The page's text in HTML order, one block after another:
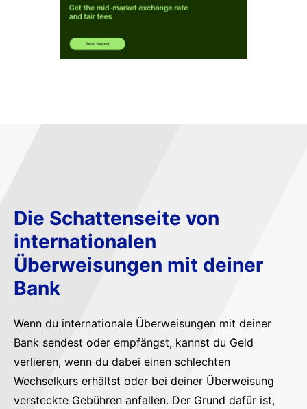
Die Schattenseite von
internationalen
Überweisungen mit deiner
Bank
Wenn du internationale Überweisungen mit deiner
Bank sendest oder empfängst, kannst du Geld
verlieren, wenn du dabei einen schlechten
Wechselkurs erhältst oder bei deiner Überweisung
versteckte Gebühren anfallen. Der Grund dafür ist,